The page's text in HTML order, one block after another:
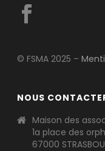
© FSMA 2025 –
NOUS
Maison des
1a place des
67000